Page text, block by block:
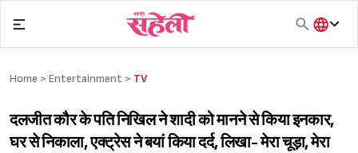
content
हिंदी
Home > Entertainment > TV
दलजीत कौर के पति निखिल ने शादी को मानने से किया इनकार,
घर से निकाला, एक्ट्रेस ने बयां किया दर्द, लिखा- मेरा चूड़ा, मेरा